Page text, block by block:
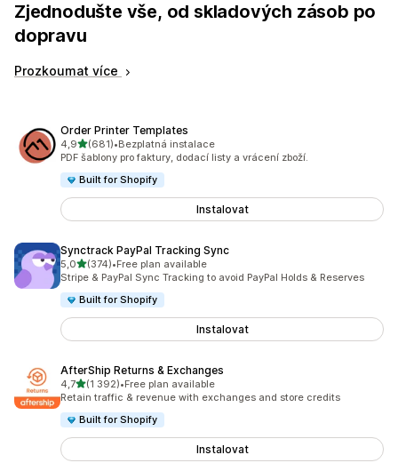
Zjednodušte vše, od skladových zásob po
dopravu
Prozkoumat více
Order Printer Templates
4,9z 5 hvězd
(681)
Celkový počet recenzí: 681
•Bezplatná instalace
PDF šablony pro faktury, dodací listy a vrácení zboží.
Built for Shopify
Instalovat
Synctrack PayPal Tracking Sync
5,0z 5 hvězd
(374)
Celkový počet recenzí: 374
•Free plan available
Stripe & PayPal Sync Tracking to avoid PayPal Holds & Reserves
Built for Shopify
Instalovat
AfterShip Returns & Exchanges
4,7z 5 hvězd
(1 392)
Celkový počet recenzí: 1392
•Free plan available
Retain traffic & revenue with exchanges and store credits
Built for Shopify
Instalovat